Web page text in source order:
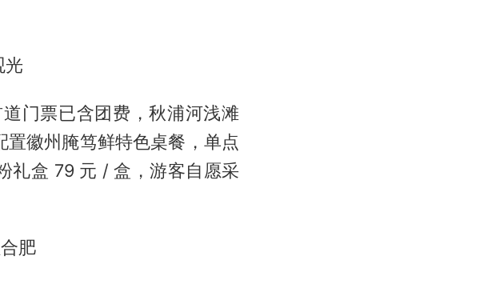
光
门票已含团费，秋浦河浅滩
徽州腌笃鲜特色桌餐，单点
礼盒 79 元 / 盒，游客自愿采
肥